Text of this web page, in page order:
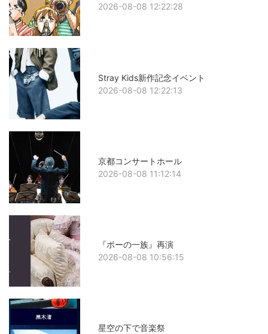
2026-08-08 12:22:28
Stray Kids新作記念イベント
2026-08-08 12:22:13
京都コンサートホール
2026-08-08 11:12:14
『ポーの一族』再演
2026-08-08 10:56:15
星空の下で音楽祭